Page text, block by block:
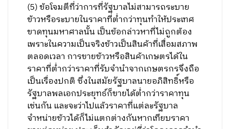
(5) ข้อโจมตีที่ว่าการที่รัฐบาลไม่สามารถระบาย
ข้าวหรือระบายในราคาที่ต่ำกว่าทุนทำให้ประเทศ
ขาดทุนมหาศาลนั้น เป็นข้อกล่าวหาที่ไม่ถูกต้อง
เพราะในความเป็นจริงข้าวเป็นสินค้าที่เสื่อมสภาพ
ตลอดเวลา การขายข้าวหรือสินค้าเกษตรได้ใน
ราคาที่ต่ำกว่าราคาที่รับจำนำจากเกษตรกรจึงถือ
เป็นเรื่องปกติ ซึ่งในสมัยรัฐบาลนายอภิสิทธิ์หรือ
รัฐบาลพลเอกประยุทธ์ก็ขายได้ต่ำกว่าราคาทุน
เช่นกัน และจะว่าไปแล้วราคาที่แต่ละรัฐบาล
จำหน่ายข้าวได้ก็ไม่แตกต่างกันหากเทียบราคา